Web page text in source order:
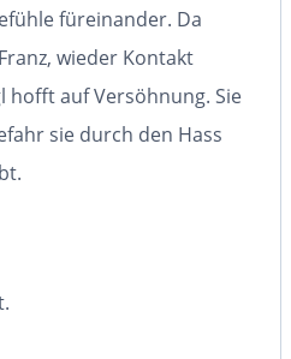
füreinander. Da
wieder Kontakt
hofft auf Versöhnung. Sie
sie durch den Hass